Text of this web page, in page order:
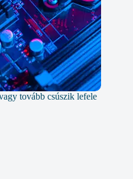
tovább csúszik lefele